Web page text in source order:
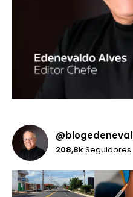
208,8kSeguidores